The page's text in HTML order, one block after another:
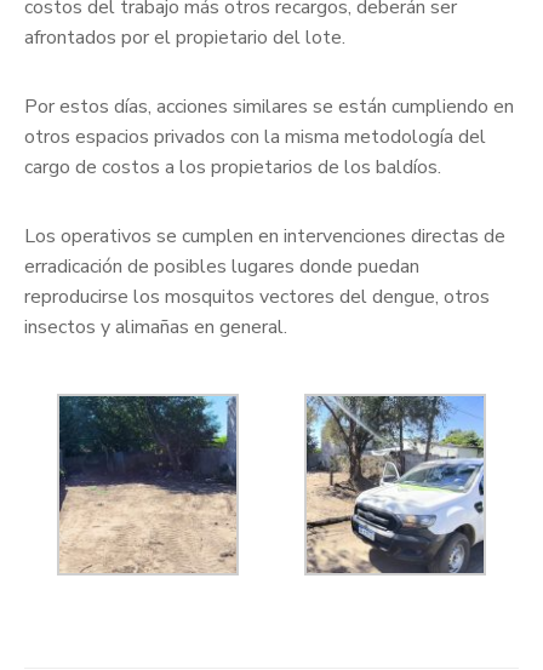
costos del trabajo más otros recargos, deberán ser
afrontados por el propietario del lote.
Por estos días, acciones similares se están cumpliendo en
otros espacios privados con la misma metodología del
cargo de costos a los propietarios de los baldíos.
Los operativos se cumplen en intervenciones directas de
erradicación de posibles lugares donde puedan
reproducirse los mosquitos vectores del dengue, otros
insectos y alimañas en general.